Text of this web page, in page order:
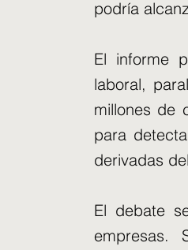
podría
El informe
laboral,
millones de
para
derivadas
El debate
empresas.